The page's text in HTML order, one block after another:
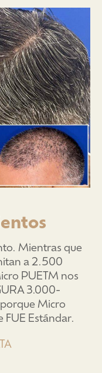
Mientras que
a 2.500
PUETM nos
3.000-
Micro
FUE Estándar.